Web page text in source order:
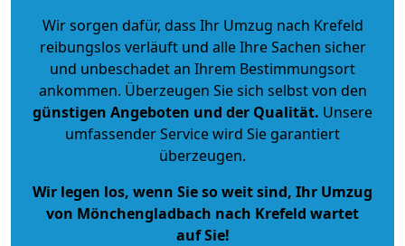
Wir sorgen dafür, dass Ihr Umzug nach Krefeld
reibungslos verläuft und alle Ihre Sachen sicher
und unbeschadet an Ihrem Bestimmungsort
ankommen. Überzeugen Sie sich selbst von den
günstigen Angeboten und der Qualität. Unsere
umfassender Service wird Sie garantiert
überzeugen.
Wir legen los, wenn Sie so weit sind, Ihr Umzug
von Mönchengladbach nach Krefeld wartet
auf Sie!